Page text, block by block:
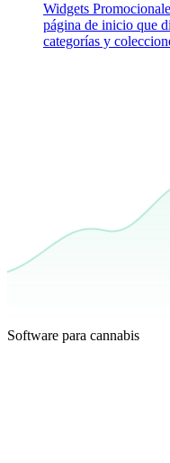
Widgets
página de inicio que
categorías y
Software para cannabis